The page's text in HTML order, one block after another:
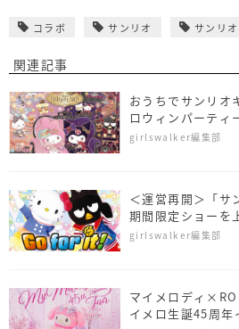
コラボ サンリオ サンリ
関連記事
おうちでサンリオ
ロウィンパーティ
girlswalker編集部
＜運営再開＞「サ
期間限定ショーを
映♪
girlswalker編集部
マイメロディ
イメロ生誕45周年